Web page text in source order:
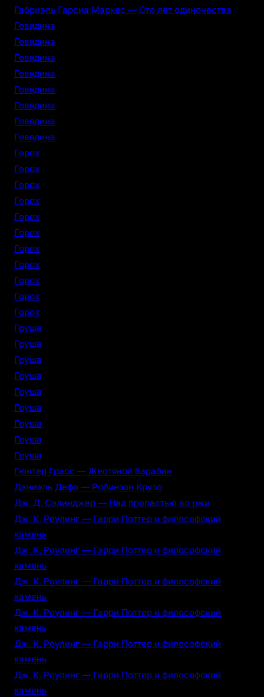
Габриэль Гарсиа Маркес — Сто лет одиночества
Говядина
Говядина
Говядина
Говядина
Говядина
Говядина
Говядина
Говядина
Горох
Горох
Горох
Горох
Горох
Горох
Горох
Горох
Горох
Горох
Горох
Груша
Груша
Груша
Груша
Груша
Груша
Груша
Груша
Груша
Гюнтер Грасс — Жестяной барабан
Даниэль Дефо — Робинзон Крузо
Дж. Д. Сэлинджер — Над пропастью во ржи
Дж. К. Роулинг — Гарри Поттер и философский
камень
Дж. К. Роулинг — Гарри Поттер и философский
камень
Дж. К. Роулинг — Гарри Поттер и философский
камень
Дж. К. Роулинг — Гарри Поттер и философский
камень
Дж. К. Роулинг — Гарри Поттер и философский
камень
Дж. К. Роулинг — Гарри Поттер и философский
камень